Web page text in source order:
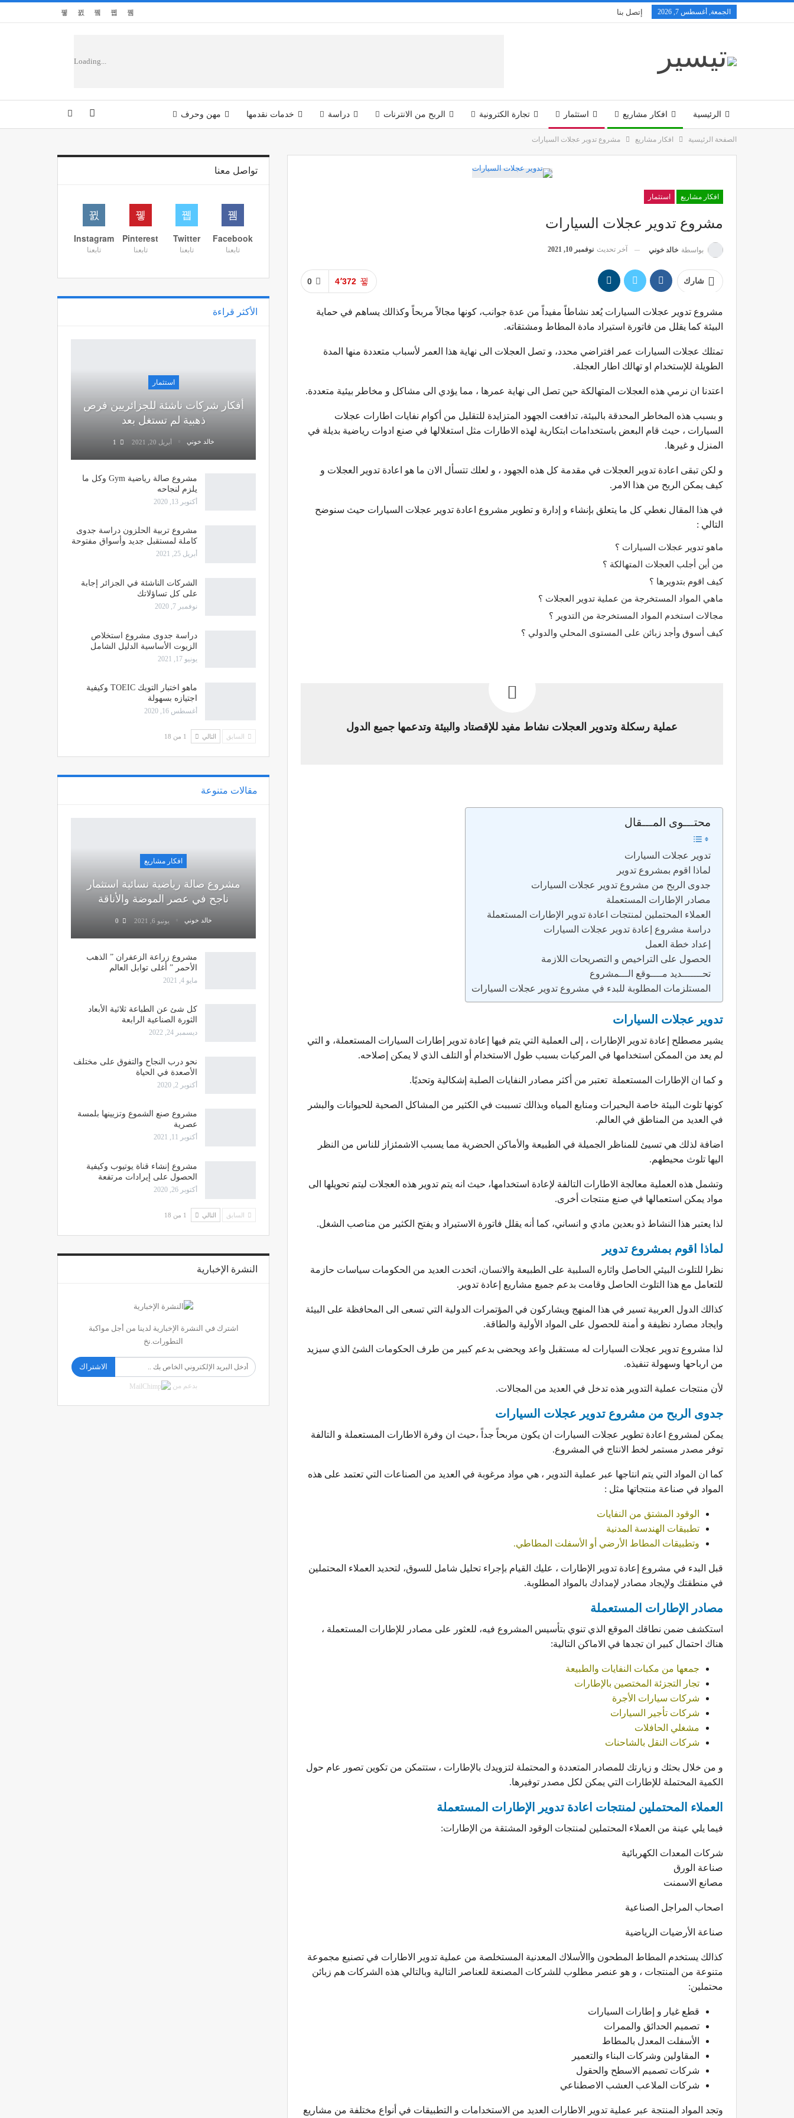
الجمعة, أغسطس 7, 2026 إتصل بنا
Loading...
الرئيسية افكار مشاريع استثمار تجارة الكترونية الربح من الانترنات دراسة خدمات نقدمها مهن وحرف
تكنولوجيا
الصفحة الرئيسية افكار مشاريع مشروع تدوير عجلات السيارات
افكار مشاريع استثمار
مشروع تدوير عجلات السيارات
بواسطة خالد خوني آخر تحديث نوفمبر 10, 2021
0 4٬372 شارك
مشروع تدوير عجلات السيارات يُعد نشاطاً مفيداً من عدة جوانب، كونها مجالاً مربحاً وكذالك يساهم في حماية
البيئة كما يقلل من فاتورة استيراد مادة المطاط ومشتقاته.
تمتلك عجلات السيارات عمر افتراضي محدد، و تصل العجلات الى نهاية هذا العمر لأسباب متعددة منها المدة
الطويلة للإستخدام او تهالك اطار العجلة.
اعتدنا ان نرمي هذه العجلات المتهالكة حين تصل الى نهاية عمرها ، مما يؤدي الى مشاكل و مخاطر بيئية متعددة.
و بسبب هذه المخاطر المحدقة بالبيئة، تدافعت الجهود المتزايدة للتقليل من أكوام نفايات اطارات عجلات
السيارات ، حيث قام البعض باستخدامات ابتكارية لهذه الاطارات مثل استغلالها في صنع ادوات رياضية بديلة في
المنزل و غيرها.
و لكن تبقى اعادة تدوير العجلات في مقدمة كل هذه الجهود ، و لعلك تتسأل الان ما هو اعادة تدوير العجلات و
كيف يمكن الربح من هذا الامر.
في هذا المقال نغطي كل ما يتعلق بإنشاء و إدارة و تطوير مشروع اعادة تدوير عجلات السيارات حيث سنوضح
التالي :
ماهو تدوير عجلات السيارات ؟
من أين أجلب العجلات المتهالكة ؟
كيف اقوم بتدويرها ؟
ماهي المواد المستخرجة من عملية تدوير العجلات ؟
مجالات استخدم المواد المستخرجة من التدوير ؟
كيف أسوق وأجد زبائن على المستوى المحلي والدولي ؟
عملية رسكلة وتدوير العجلات نشاط مفيد للإقصتاد والبيئة وتدعمها جميع الدول
محتـــوى المـــقال
تدوير عجلات السيارات
لماذا اقوم بمشروع تدوير
جدوى الربح من مشروع تدوير عجلات السيارات
مصادر الإطارات المستعملة
العملاء المحتملين لمنتجات اعادة تدوير الإطارات المستعملة
دراسة مشروع إعادة تدوير عجلات السيارات
إعداد خطة العمل
الحصول على التراخيص و التصريحات اللازمة
تحـــــــديد مــــوقع الـــمشروع
المستلزمات المطلوبة للبدء في مشروع تدوير عجلات السيارات
تدوير عجلات السيارات
يشير مصطلح إعادة تدوير الإطارات ، إلى العملية التي يتم فيها إعادة تدوير إطارات السيارات المستعملة، و التي
لم يعد من الممكن استخدامها في المركبات بسبب طول الاستخدام أو التلف الذي لا يمكن إصلاحه.
و كما ان الإطارات المستعملة تعتبر من أكثر مصادر النفايات الصلبة إشكالية وتحديًا.
كونها تلوث البيئة خاصة البحيرات ومنابع المياه وبذالك تسببت في الكثير من المشاكل الصحية للحيوانات والبشر
في العديد من المناطق في العالم.
اضافة لذلك هي تسيئ للمناظر الجميلة في الطبيعة والأماكن الحضرية مما يسبب الاشمئزاز للناس من النظر
اليها تلوث محيطهم.
وتشمل هذه العملية معالجة الاطارات التالفة لإعادة استخدامها، حيث انه يتم تدوير هذه العجلات ليتم تحويلها الى
مواد يمكن استعمالها في صنع منتجات أخرى.
لذا يعتبر هذا النشاط ذو بعدين مادي و انساني، كما أنه يقلل فاتورة الاستيراد و يفتح الكثير من مناصب الشغل.
لماذا اقوم بمشروع تدوير
نظرا للتلوث البيئي الحاصل واثاره السلبية على الطبيعة والانسان، اتخدت العديد من الحكومات سياسات حازمة
للتعامل مع هذا التلوث الحاصل وقامت بدعم جميع مشاريع إعادة تدوير.
كذالك الدول العربية تسير في هذا المنهج ويشاركون في المؤتمرات الدولية التي تسعى الى المحافظة على البيئة
وايجاد مصارد نظيفة و أمنة للحصول على المواد الأولية والطاقة.
لذا مشروع تدوير عجلات السيارات له مستقبل واعد ويحضى بدعم كبير من طرف الحكومات الشئ الذي سيزيد
من ارباحها وسهولة تنفيذه.
لأن منتجات عملية التدوير هذه تدخل في العديد من المجالات.
جدوى الربح من مشروع تدوير عجلات السيارات
يمكن لمشروع اعادة تطوير عجلات السيارات ان يكون مربحاً جداً ،حيث ان وفرة الاطارات المستعملة و التالفة
توفر مصدر مستمر لخط الانتاج في المشروع.
كما ان المواد التي يتم انتاجها عبر عملية التدوير ، هي مواد مرغوبة في العديد من الصناعات التي تعتمد على هذه
المواد في صناعة منتجاتها مثل :
الوقود المشتق من النفايات
تطبيقات الهندسة المدنية
وتطبيقات المطاط الأرضي أو الأسفلت المطاطي.
قبل البدء في مشروع إعادة تدوير الإطارات ، عليك القيام بإجراء تحليل شامل للسوق، لتحديد العملاء المحتملين
في منطقتك ولإيجاد مصادر لإمدادك بالمواد المطلوبة.
مصادر الإطارات المستعملة
استكشف ضمن نطاقك الموقع الذي تنوي بتأسيس المشروع فيه، للعثور على مصادر للإطارات المستعملة ،
هناك احتمال كبير ان تجدها في الاماكن التالية:
جمعها من مكبات النفايات والطبيعة
تجار التجزئة المختصين بالإطارات
شركات سيارات الأجرة
شركات تأجير السيارات
مشغلي الحافلات
شركات النقل بالشاحنات
و من خلال بحثك و زيارتك للمصادر المتعددة و المحتملة لتزويدك بالإطارات ، ستتمكن من تكوين تصور عام حول
الكمية المحتملة للإطارات التي يمكن لكل مصدر توفيرها.
العملاء المحتملين لمنتجات اعادة تدوير الإطارات المستعملة
فيما يلي عينة من العملاء المحتملين لمنتجات الوقود المشتقة من الإطارات:
شركات المعدات الكهربائية
صناعة الورق
مصانع الاسمنت
اصحاب المراجل الصناعية
صناعة الأرضيات الرياضية
كذالك يستخدم المطاط المطحون واالأسلاك المعدنية المستخلصة من عملية تدوير الاطارات في تصنيع مجموعة
متنوعة من المنتجات ، و هو عنصر مطلوب للشركات المصنعة للعناصر التالية وبالتالي هذه الشركات هم زبائن
محتملين:
قطع غيار و إطارات السيارات
تصميم الحدائق والممرات
الأسفلت المعدل بالمطاط
المقاولين وشركات البناء والتعمير
شركات تصميم الاسطح والحقول
شركات الملاعب العشب الاصطناعي
وتجد المواد المنتجة عبر عملية تدوير الاطارات العديد من الاستخدامات و التطبيقات في أنواع مختلفة من مشاريع
تواصل معنا
Facebook
تابعنا
Twitter
تابعنا
Pinterest
تابعنا
Instagram
تابعنا
الأكثر قراءة
استثمار
أفكار شركات ناشئة للجزائريين فرص
ذهبية لم تستغل بعد
خالد خوني أبريل 20, 2021
مشروع صالة رياضية Gym وكل ما
يلزم لنجاحه
أكتوبر 13, 2020
مشروع تربية الحلزون دراسة جدوى
كاملة لمستقبل جديد وأسواق مفتوحة
أبريل 25, 2021
الشركات الناشئة في الجزائر إجابة
على كل تساؤلاتك
نوفمبر 7, 2020
دراسة جدوى مشروع استخلاص
الزيوت الأساسية الدليل الشامل
يونيو 17, 2021
ماهو اختبار التويك TOEIC وكيفية
اجتيازه بسهولة
أغسطس 16, 2020
السابق التالي 1 من 18
مقالات متنوعة
افكار مشاريع
مشروع صالة رياضية نسائية استثمار
ناجح في عصر الموضة والأناقة
خالد خوني يونيو 6, 2021
مشروع زراعة الزعفران ” الذهب
الأحمر ” أغلى توابل العالم
مايو 4, 2021
كل شئ عن الطباعة ثلاثية الأبعاد
الثورة الصناعية الرابعة
ديسمبر 24, 2022
نحو درب النجاح والتفوق على مختلف
الأصعدة في الحياة
أكتوبر 2, 2020
مشروع صنع الشموع وتزيينها بلمسة
عصرية
أكتوبر 11, 2021
مشروع إنشاء قناة يوتيوب وكيفية
الحصول على إيرادات مرتفعة
أكتوبر 26, 2020
السابق التالي 1 من 18
النشرة الإخبارية
اشترك في النشرة الإخبارية لدينا من أجل مواكبة
التطورات.نخ
الاشتراك
بدعم من